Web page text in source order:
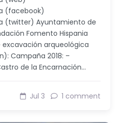
(facebook)
(twitter) Ayuntamiento de
Fomento Hispania
arqueológica
Campaña 2018: –
de la Encarnación…
Jul 3 1 comment